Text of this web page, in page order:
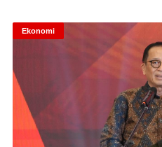
Ekonomi